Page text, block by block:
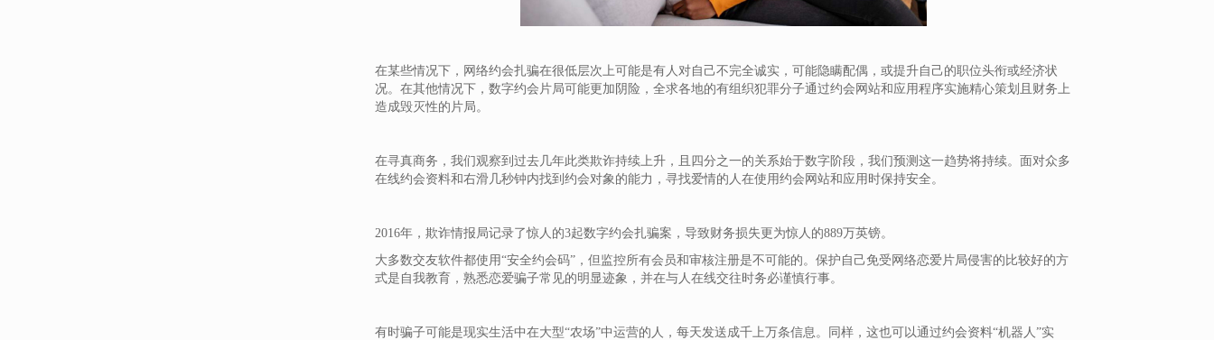
在某些情况下，网络约会扎骗在很低层次上可能是有人对自己不完全诚实，可能隐瞒配偶，或提升自己的职位头衔或经济状
况。在其他情况下，数字约会片局可能更加阴险，全求各地的有组织犯罪分子通过约会网站和应用程序实施精心策划且财务上
造成毁灭性的片局。
在寻真商务，我们观察到过去几年此类欺诈持续上升，且四分之一的关系始于数字阶段，我们预测这一趋势将持续。面对众多
在线约会资料和右滑几秒钟内找到约会对象的能力，寻找爱情的人在使用约会网站和应用时保持安全。
2016年，欺诈情报局记录了惊人的3起数字约会扎骗案，导致财务损失更为惊人的889万英镑。
大多数交友软件都使用“安全约会码”，但监控所有会员和审核注册是不可能的。保护自己免受网络恋爱片局侵害的比较好的方
式是自我教育，熟悉恋爱骗子常见的明显迹象，并在与人在线交往时务必谨慎行事。
有时骗子可能是现实生活中在大型“农场”中运营的人，每天发送成千上万条信息。同样，这也可以通过约会资料“机器人”实